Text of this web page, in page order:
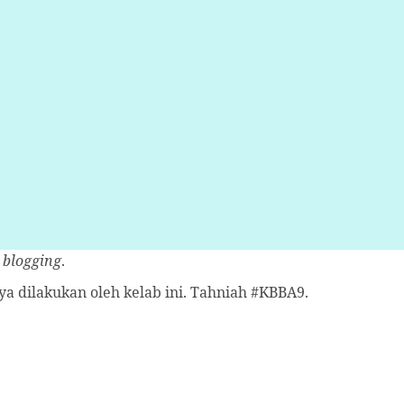
blogging.
dilakukan oleh kelab ini. Tahniah #KBBA9.